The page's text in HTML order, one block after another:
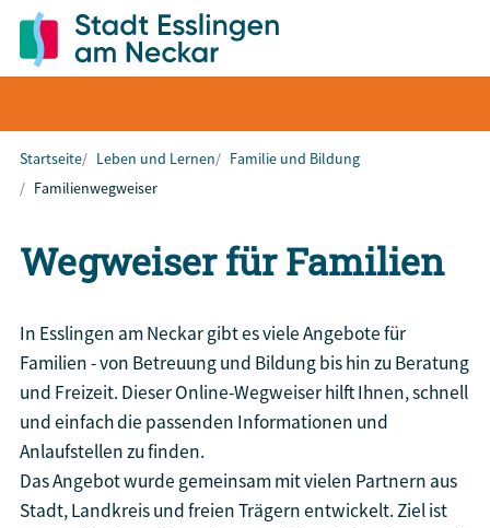
Startseite Leben und Lernen
Familie und Bildung
Familienwegweiser
Wegweiser für Familien
In Esslingen am Neckar gibt es viele Angebote für
Familien - von Betreuung und Bildung bis hin zu Beratung
und Freizeit. Dieser Online-Wegweiser hilft Ihnen, schnell
und einfach die passenden Informationen und
Anlaufstellen zu finden.
Das Angebot wurde gemeinsam mit vielen Partnern aus
Stadt, Landkreis und freien Trägern entwickelt. Ziel ist